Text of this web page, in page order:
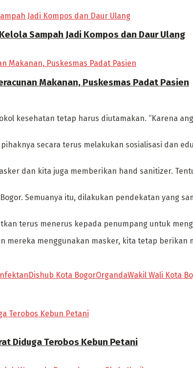
Sampah Jadi Kompos dan Daur Ulang
Makanan, Puskesmas Padat Pasien
kesehatan tetap harus diutamakan. “Karena
secara terus melakukan sosialisasi dan
dan kita juga memberikan hand sanitizer.
Semuanya itu, dilakukan pendekatan yang
terus menerus kepada penumpang untuk
menggunakan masker, kita tetap berikan
Dishub Kota BogorOrgandaWakil Wali Kota
Diduga Terobos Kebun Petani